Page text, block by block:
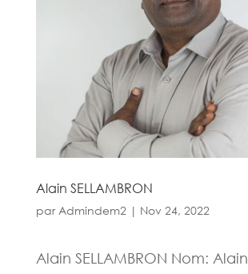
Alain SELLAMBRON
par Admindem2 | Nov 24, 2022
Alain SELLAMBRON Nom: Alain